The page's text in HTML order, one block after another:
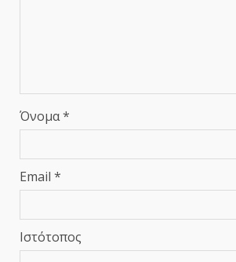
Όνομα*
Email *
Ιστότοπος